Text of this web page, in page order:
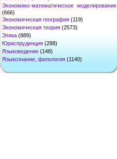
Экономико-математическое моделирование
(666)
Экономическая география (119)
Экономическая теория (2573)
Этика (889)
Юриспруденция (288)
Языковедение (148)
Языкознание, филология (1140)